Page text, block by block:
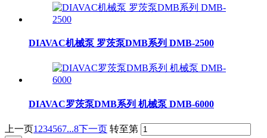
DIAVAC机械泵 罗茨泵DMB系列 DMB-2500
DIAVAC罗茨泵DMB系列 机械泵 DMB-6000
上一页1 234567...8下一页 转至第